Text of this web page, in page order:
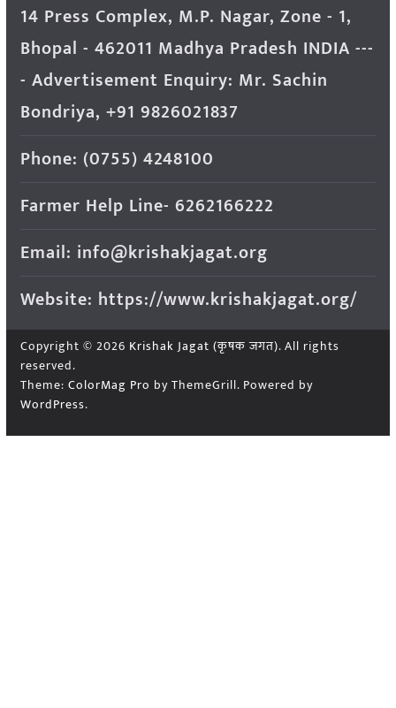
14 Press Complex, M.P. Nagar, Zone - 1,
Bhopal - 462011 Madhya Pradesh INDIA ---
- Advertisement Enquiry: Mr. Sachin
Bondriya, +91 9826021837
Phone: (0755) 4248100
Farmer Help Line- 6262166222
Email: info@krishakjagat.org
Website: https://www.krishakjagat.org/
Copyright © 2026 Krishak Jagat (कृषक जगत). All rights
reserved.
Theme: ColorMag Pro by ThemeGrill. Powered by
WordPress.